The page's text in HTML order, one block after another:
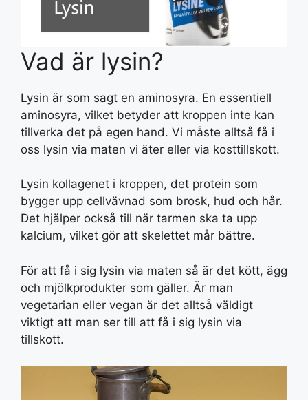
Vad är lysin?
Lysin är som sagt en aminosyra. En essentiell
aminosyra, vilket betyder att kroppen inte kan
tillverka det på egen hand. Vi måste alltså få i
oss lysin via maten vi äter eller via kosttillskott.
Lysin kollagenet i kroppen, det protein som
bygger upp cellvävnad som brosk, hud och hår.
Det hjälper också till när tarmen ska ta upp
kalcium, vilket gör att skelettet mår bättre.
För att få i sig lysin via maten så är det kött, ägg
och mjölkprodukter som gäller. Är man
vegetarian eller vegan är det alltså väldigt
viktigt att man ser till att få i sig lysin via
tillskott.